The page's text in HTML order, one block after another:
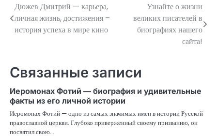
Навигация
по
Дюжев Дмитрий — карьера,
личная жизнь, достижения –
история успеха в мире кино
Узнайте о жизни
великих писателей в
биографиях нашего
сайта!
Связанные записи
Иеромонах Фотий — биография и удивительные
факты из его личной истории
Иеромонах Фотий — одно из самых значимых имен в истории Русской
православной церкви. Глубоко приверженный своему призванию, он
посвятил свою…